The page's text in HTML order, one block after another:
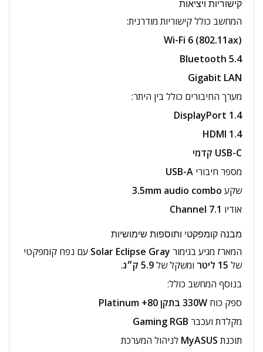
קישוריות ויציאות
המחשב כולל קישוריות מודרנית:
Wi-Fi 6 (802.11ax)
Bluetooth 5.4
Gigabit LAN
מערך החיבורים כולל בין היתר:
DisplayPort 1.4
HDMI 1.4
USB-C קדמי
מספר חיבורי USB-A
שקע 3.5mm audio combo
אודיו 7.1 Channel
מבנה קומפקטי ותוספות שימושיות
המארז מגיע בגימור Solar Eclipse Gray עם נפח קומפקטי
של 15 ליטר ומשקל של5.9 ק״ג
.
בנוסף המחשב כולל:
ספק כוח 330W בתקן 80+ Platinum
מקלדת ועכבר Gaming RGB
תוכנת MyASUS לניהול המערכת